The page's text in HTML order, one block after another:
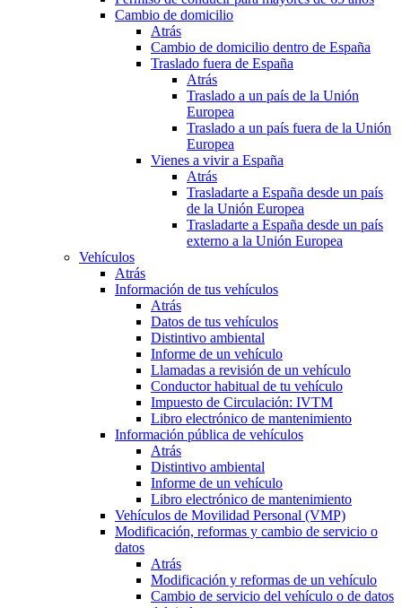
Cambio de domicilio
Atrás
Cambio de domicilio dentro de España
Traslado fuera de España
Atrás
Traslado a un país de la Unión
Europea
Traslado a un país fuera de la Unión
Europea
Vienes a vivir a España
Atrás
Trasladarte a España desde un país
de la Unión Europea
Trasladarte a España desde un país
externo a la Unión Europea
Vehículos
Atrás
Información de tus vehículos
Atrás
Datos de tus vehículos
Distintivo ambiental
Informe de un vehículo
Llamadas a revisión de un vehículo
Conductor habitual de tu vehículo
Impuesto de Circulación: IVTM
Libro electrónico de mantenimiento
Información pública de vehículos
Atrás
Distintivo ambiental
Informe de un vehículo
Libro electrónico de mantenimiento
Vehículos de Movilidad Personal (VMP)
Modificación, reformas y cambio de servicio o
datos
Atrás
Modificación y reformas de un vehículo
Cambio de servicio del vehículo o de datos